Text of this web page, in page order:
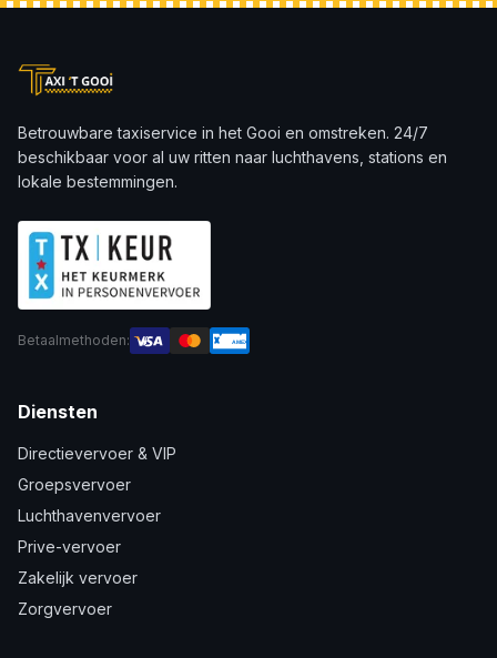
Betrouwbare taxiservice in het Gooi en omstreken. 24/7
beschikbaar voor al uw ritten naar luchthavens, stations en
lokale bestemmingen.
Betaalmethoden: AMEX
Diensten
Directievervoer & VIP
Groepsvervoer
Luchthavenvervoer
Prive-vervoer
Zakelijk vervoer
Zorgvervoer